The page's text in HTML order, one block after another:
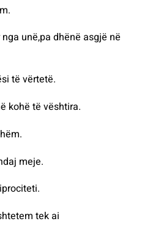
unë,pa dhënë asgjë në
të vërtetë.
kohë të vështira.
meje.
tek ai